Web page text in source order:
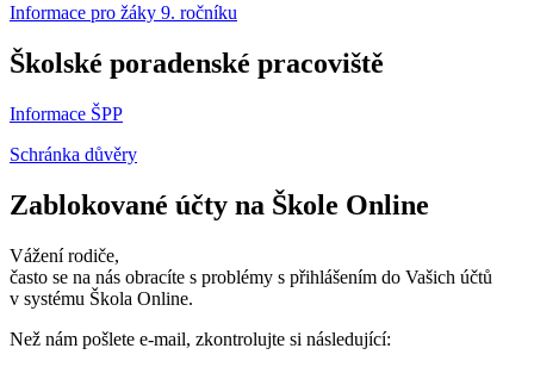
Informace pro žáky 9. ročníku
Školské poradenské pracoviště
Informace ŠPP
Schránka důvěry
Zablokované účty na Škole Online
Vážení rodiče,
často se na nás obracíte s problémy s přihlášením do Vašich účtů
v systému Škola Online.
Než nám pošlete e-mail, zkontrolujte si následující: